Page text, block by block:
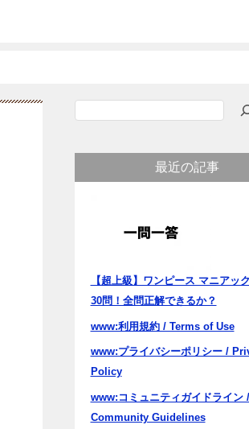
最近の記事
【超上級】ワンピース マニアッ
30問！全問正解できるか？
www:利用規約 / Terms of Use
www:プライバシーポリシー /
Policy
www:コミュニティガイドライン /
Community Guidelines